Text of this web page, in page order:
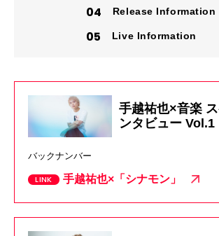
Release Information
Live Information
手越祐也×音楽
ンタビュー Vol.1
バックナンバー
手越祐也×「シナモン」